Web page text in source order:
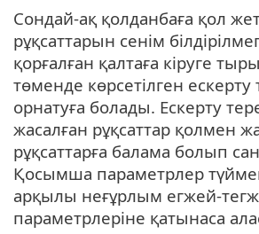
Сондай-ақ қолданбаға қол
рұқсаттарын сенім
қорғалған қалтаға кіруге
төменде көрсетілген ескерту
орнатуға болады. Ескерту
жасалған рұқсаттар қолмен
рұқсаттарға балама болып
Қосымша параметрлер
арқылы неғұрлым егжей-
параметрлеріне қатынаса